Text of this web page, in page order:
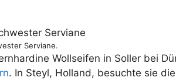
Serviane.
Wollseifen in Soller bei
. In Steyl, Holland, besuchte sie